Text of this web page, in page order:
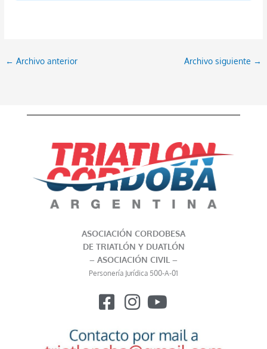
← Archivo anterior Archivo siguiente →
ASOCIACIÓN CORDOBESA
DE TRIATLÓN Y DUATLÓN
– ASOCIACIÓN CIVIL –
Personería Jurídica 500-A-01